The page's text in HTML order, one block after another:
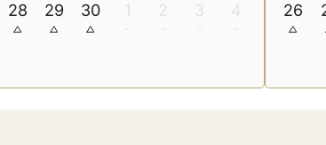
28 29 30 1 2 3 4 26